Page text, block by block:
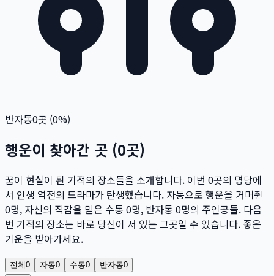
반자동0곳 (0%)
행운이 찾아간 곳 (0곳)
꿈이 현실이 된 기적의 장소들을 소개합니다. 이번 0곳의 명당에
서 인생 역전의 드라마가 탄생했습니다. 자동으로 행운을 거머쥔
0명, 자신의 직감을 믿은 수동 0명, 반자동 0명의 주인공들. 다음
번 기적의 장소는 바로 당신이 서 있는 그곳일 수 있습니다. 좋은
기운을 받아가세요.
전체0 자동0 수동0 반자동0